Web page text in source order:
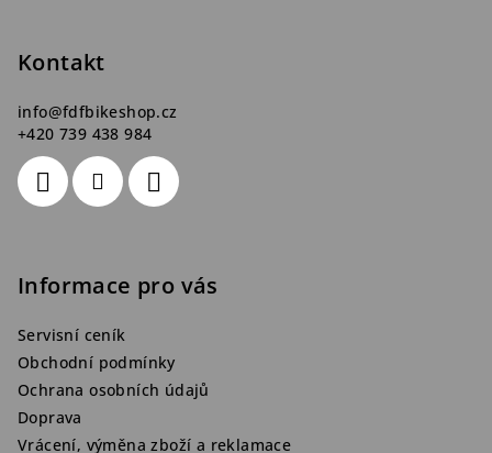
Kontakt
info@fdfbikeshop.cz
+420 739 438 984
Informace pro vás
Servisní ceník
Obchodní podmínky
Ochrana osobních údajů
Doprava
Vrácení, výměna zboží a reklamace